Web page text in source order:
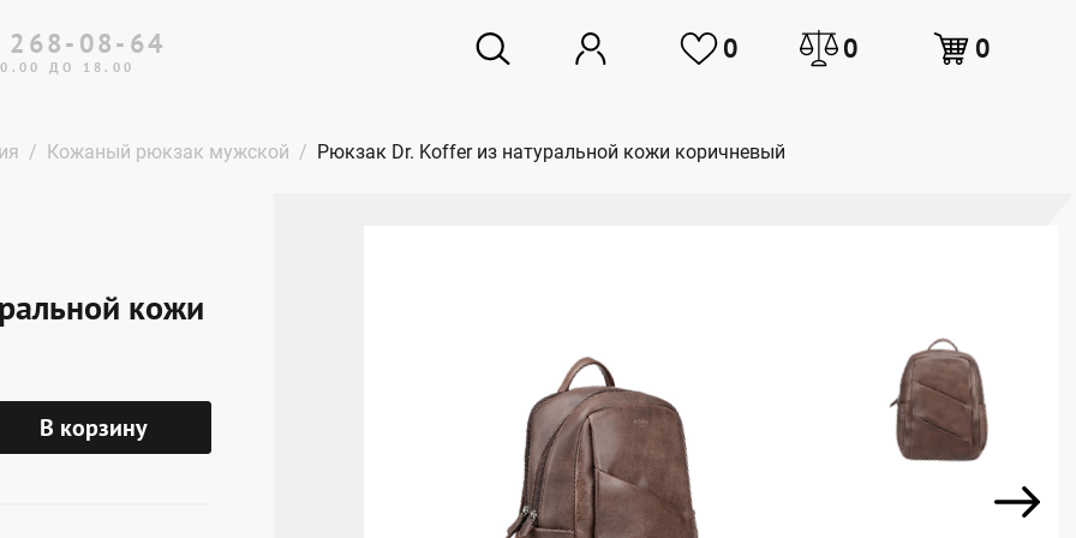
268-08-64
ДО 18.00
0 0 0
Кожаный рюкзак мужской Рюкзак Dr. Koffer из натуральной кожи коричневый
кожи
В корзину